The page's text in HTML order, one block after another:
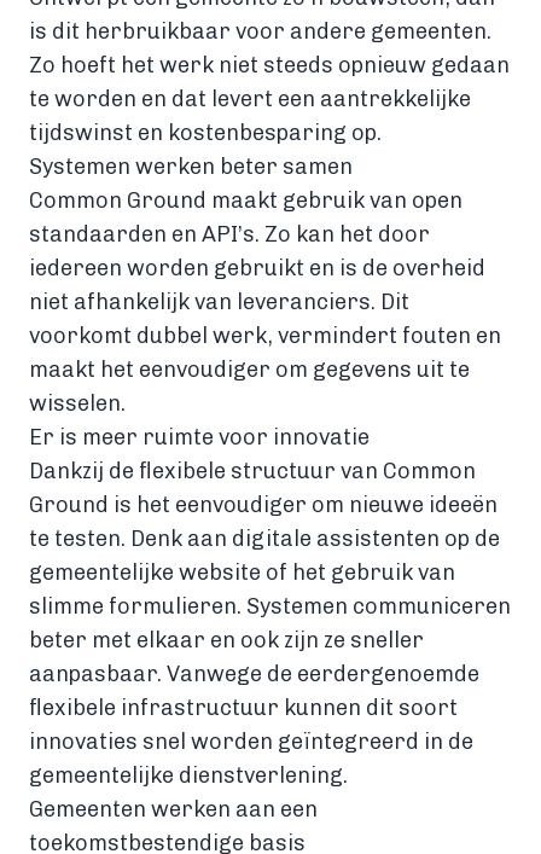
is dit herbruikbaar voor andere gemeenten.
Zo hoeft het werk niet steeds opnieuw gedaan
te worden en dat levert een aantrekkelijke
tijdswinst en kostenbesparing op.
Systemen werken beter samen
Common Ground maakt gebruik van open
standaarden en API’s. Zo kan het door
iedereen worden gebruikt en is de overheid
niet afhankelijk van leveranciers. Dit
voorkomt dubbel werk, vermindert fouten en
maakt het eenvoudiger om gegevens uit te
wisselen.
Er is meer ruimte voor innovatie
Dankzij de flexibele structuur van Common
Ground is het eenvoudiger om nieuwe ideeën
te testen. Denk aan digitale assistenten op de
gemeentelijke website of het gebruik van
slimme formulieren. Systemen communiceren
beter met elkaar en ook zijn ze sneller
aanpasbaar. Vanwege de eerdergenoemde
flexibele infrastructuur kunnen dit soort
innovaties snel worden geïntegreerd in de
gemeentelijke dienstverlening.
Gemeenten werken aan een
toekomstbestendige basis